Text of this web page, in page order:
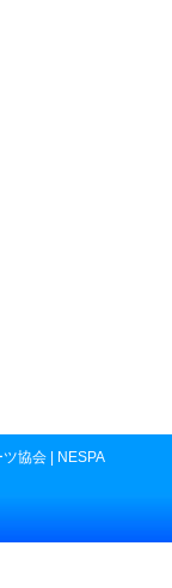
協会 | NESPA